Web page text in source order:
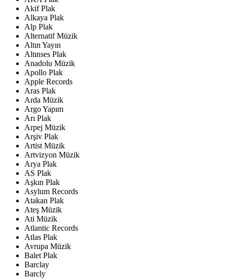
Akif Plak
Alkaya Plak
Alp Plak
Alternatif Müzik
Altın Yayın
Altınses Plak
Anadolu Müzik
Apollo Plak
Apple Records
Aras Plak
Arda Müzik
Argo Yapım
Arı Plak
Arpej Müzik
Arşiv Plak
Artist Müzik
Artvizyon Müzik
Arya Plak
AS Plak
Aşkın Plak
Asylum Records
Atakan Plak
Ateş Müzik
Ati Müzik
Atlantic Records
Atlas Plak
Avrupa Müzik
Balet Plak
Barclay
Barcly